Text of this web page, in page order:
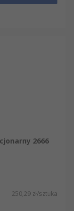
2666
250,29 zł/sztuka